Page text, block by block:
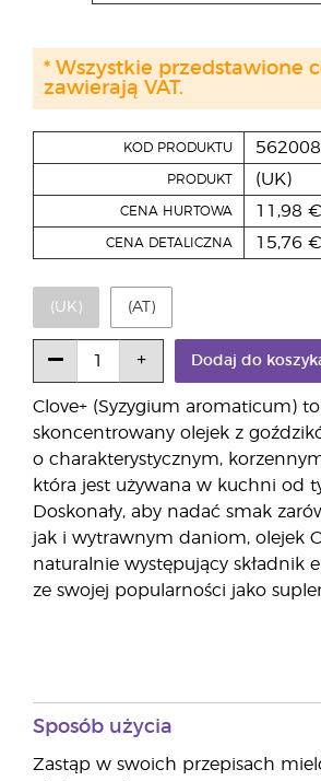
Clove+ (Syzygium aromaticum) to
skoncentrowany olejek z
o charakterystycznym,
która jest używana w kuchni od
Doskonały, aby nadać smak
jak i wytrawnym daniom, olejek
naturalnie występujący składnik
ze swojej popularności jako
KOD PRODUKTU 562008
PRODUKT (UK)
CENA HURTOWA 11,98 €
CENA DETALICZNA 15,76 €
(UK) (AT)
Dodaj do
* Wszystkie przedstawione
zawierają VAT.
Sposób użycia
Zastąp w swoich przepisach